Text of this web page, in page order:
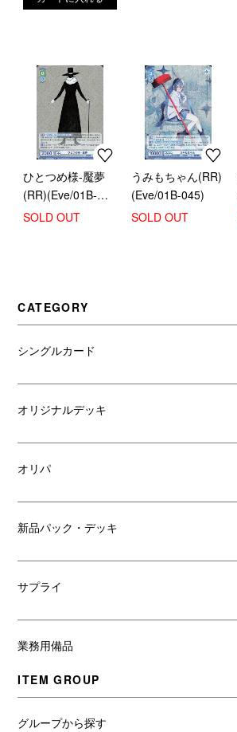
ひとつめ様-魘夢
(RR)(Eve/01B-
026)
SOLD OUT
うみもちゃん(RR)
(Eve/01B-045)
SOLD OUT
CATEGORY
シングルカード
オリジナルデッキ
オリパ
新品パック・デッキ
サプライ
業務用備品
ITEM GROUP
グループから探す